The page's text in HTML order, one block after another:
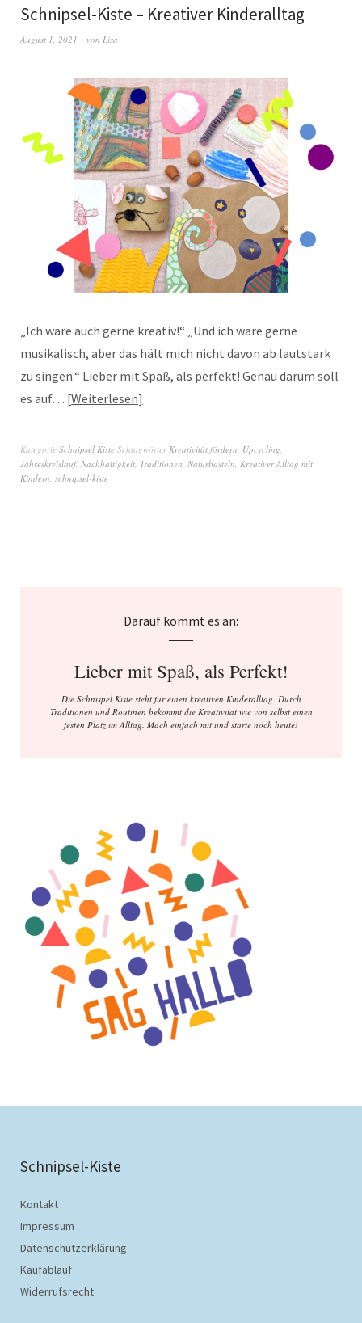
Schnipsel-Kiste – Kreativer Kinderalltag
August 1, 2021 von Lisa
„Ich wäre auch gerne kreativ!“ „Und ich wäre gerne
musikalisch, aber das hält mich nicht davon ab lautstark
zu singen.“ Lieber mit Spaß, als perfekt! Genau darum soll
es auf… Weiterlesen
Kategorie Schnipsel Kiste SchlagwörterKreativität fördern, Upcycling,
Jahreskreislauf, Nachhaltigkeit, Traditionen, Naturbasteln, Kreativer Alltag mit
Kindern, schnipsel-kiste
Darauf kommt es an:
Lieber mit Spaß, als Perfekt!
Die Schnispel Kiste steht für einen kreativen Kinderalltag. Durch
Traditionen und Routinen bekommt die Kreativität wie von selbst einen
festen Platz im Alltag. Mach einfach mit und starte noch heute!
Schnipsel-Kiste
Kontakt
Impressum
Datenschutzerklärung
Kaufablauf
Widerrufsrecht